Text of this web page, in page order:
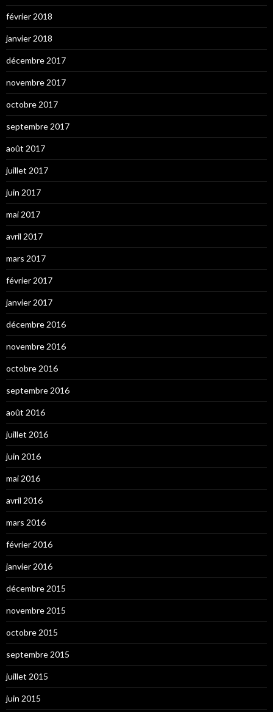
février 2018
janvier 2018
décembre 2017
novembre 2017
octobre 2017
septembre 2017
août 2017
juillet 2017
juin 2017
mai 2017
avril 2017
mars 2017
février 2017
janvier 2017
décembre 2016
novembre 2016
octobre 2016
septembre 2016
août 2016
juillet 2016
juin 2016
mai 2016
avril 2016
mars 2016
février 2016
janvier 2016
décembre 2015
novembre 2015
octobre 2015
septembre 2015
juillet 2015
juin 2015